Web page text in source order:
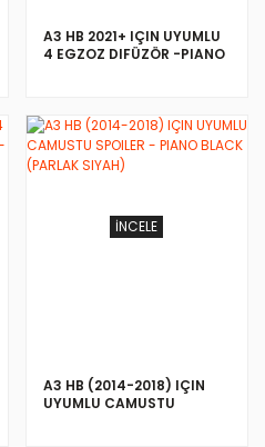
A3 HB 2021+ IÇIN UYUMLU
4 EGZOZ DIFÜZÖR -PIANO
İNCELE
A3 HB (2014-2018) IÇIN
UYUMLU CAMUSTU